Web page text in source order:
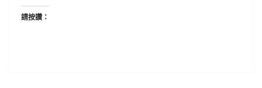
請按讚：